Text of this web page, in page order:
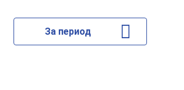
За период